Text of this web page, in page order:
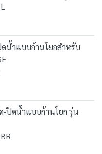
น้ำแบบก้านโยกสำหรับ
-ปิดน้ำแบบก้านโยก รุ่น